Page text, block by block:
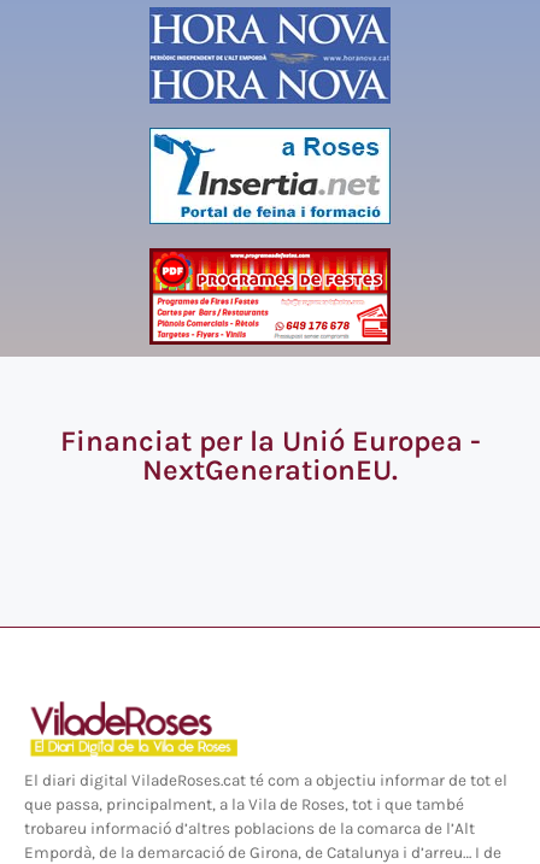
Financiat per la Unió Europea -
NextGenerationEU.
El diari digital ViladeRoses.cat té com a objectiu informar de tot el
que passa, principalment, a la Vila de Roses, tot i que també
trobareu informació d’altres poblacions de la comarca de l’Alt
Empordà, de la demarcació de Girona, de Catalunya i d’arreu… I de